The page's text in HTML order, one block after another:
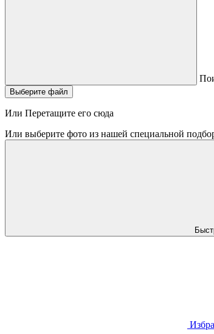
Выберите файл
Или Перетащите его сюда
Или выберите фото из нашей специальной